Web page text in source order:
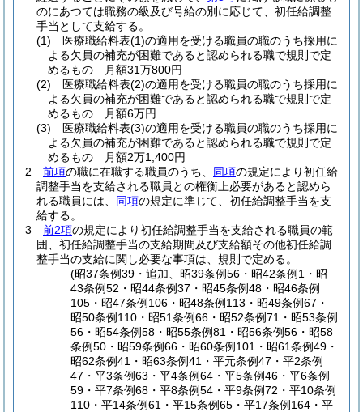
のにあつては職務の級及び号給の別に応じて、初任給調整
手当として支給する。
(1)
医療職給料表(1)の適用を受ける職員の職のうち採用に
よる欠員の補充が困難であると認められる職で規則で定
めるもの 月額31万800円
(2)
医療職給料表(2)の適用を受ける職員の職のうち採用に
よる欠員の補充が困難であると認められる職で規則で定
めるもの 月額6万円
(3)
医療職給料表(3)の適用を受ける職員の職のうち採用に
よる欠員の補充が困難であると認められる職で規則で定
めるもの 月額2万1,400円
2
前項の職に在職する職員のうち、 同項の規定により初任給
調整手当を支給される職員との権衡上必要があると認めら
れる職員には、 同項の規定に準じて、初任給調整手当を支
給する。
3
前2項の規定により初任給調整手当を支給される職員の範
囲、初任給調整手当の支給期間及び支給額その他初任給調
整手当の支給に関し必要な事項は、規則で定める。
(昭37条例39・追加、昭39条例56・昭42条例1・昭
43条例52・昭44条例37・昭45条例48・昭46条例
105・昭47条例106・昭48条例113・昭49条例67・
昭50条例110・昭51条例66・昭52条例71・昭53条例
56・昭54条例58・昭55条例81・昭56条例56・昭58
条例50・昭59条例66・昭60条例101・昭61条例49・
昭62条例41・昭63条例41・平元条例47・平2条例
47・平3条例63・平4条例64・平5条例46・平6条例
59・平7条例68・平8条例54・平9条例72・平10条例
110・平14条例61・平15条例65・平17条例164・平